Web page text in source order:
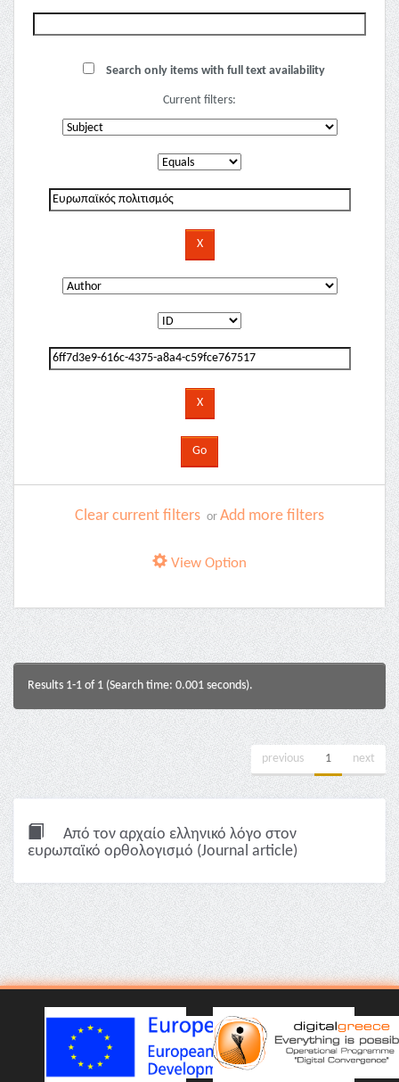
Search only items with full text availability
Current filters:
Clear current filters or Add more filters
View Option
Results 1-1 of 1 (Search time: 0.001 seconds).
previous 1 next
Από τον αρχαίο ελληνικό λόγο στον
ευρωπαϊκό ορθολογισμό (Journal article)